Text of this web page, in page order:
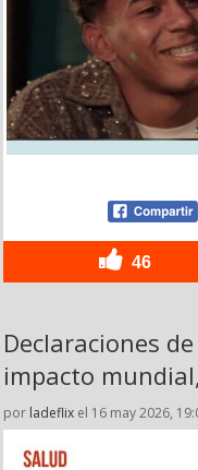
46
Declaraciones
impacto
por ladeflix el 16 may 2026,